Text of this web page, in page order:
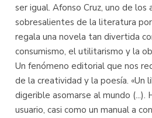
ser igual. Afonso Cruz, uno de los
sobresalientes de la literatura
regala una novela tan divertida
consumismo, el utilitarismo y la
Un fenómeno editorial que nos
de la creatividad y la poesía. «Un
digerible asomarse al mundo (...).
usuario, casi como un manual a